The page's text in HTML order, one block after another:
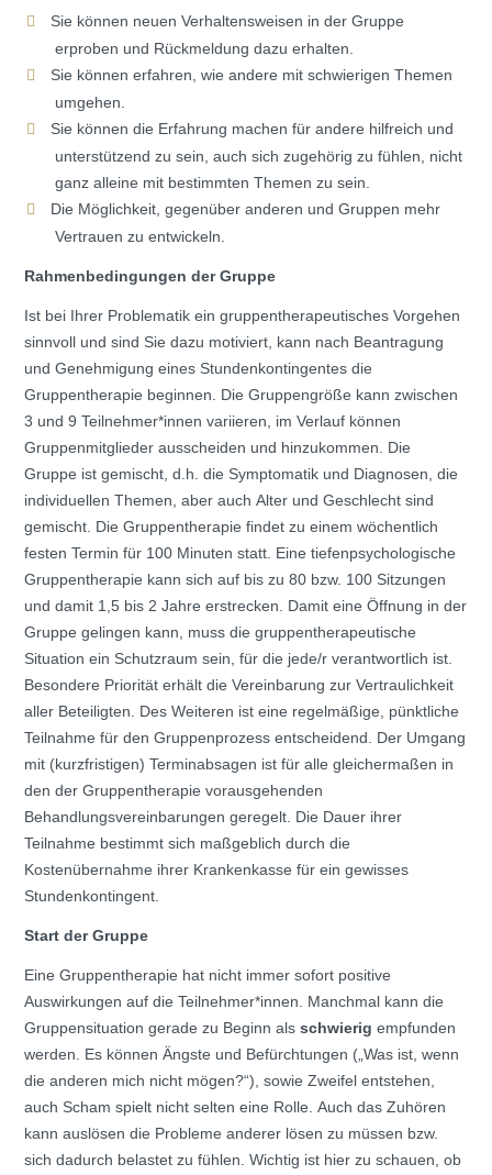
Sie können neuen Verhaltensweisen in der Gruppe
erproben und Rückmeldung dazu erhalten.
Sie können erfahren, wie andere mit schwierigen Themen
umgehen.
Sie können die Erfahrung machen für andere hilfreich und
unterstützend zu sein, auch sich zugehörig zu fühlen, nicht
ganz alleine mit bestimmten Themen zu sein.
Die Möglichkeit, gegenüber anderen und Gruppen mehr
Vertrauen zu entwickeln.
Rahmenbedingungen der Gruppe
Ist bei Ihrer Problematik ein gruppentherapeutisches Vorgehen
sinnvoll und sind Sie dazu motiviert, kann nach Beantragung
und Genehmigung eines Stundenkontingentes die
Gruppentherapie beginnen. Die Gruppengröße kann zwischen
3 und 9 Teilnehmer*innen variieren, im Verlauf können
Gruppenmitglieder ausscheiden und hinzukommen. Die
Gruppe ist gemischt, d.h. die Symptomatik und Diagnosen, die
individuellen Themen, aber auch Alter und Geschlecht sind
gemischt. Die Gruppentherapie findet zu einem wöchentlich
festen Termin für 100 Minuten statt. Eine tiefenpsychologische
Gruppentherapie kann sich auf bis zu 80 bzw. 100 Sitzungen
und damit 1,5 bis 2 Jahre erstrecken. Damit eine Öffnung in der
Gruppe gelingen kann, muss die gruppentherapeutische
Situation ein Schutzraum sein, für die jede/r verantwortlich ist.
Besondere Priorität erhält die Vereinbarung zur Vertraulichkeit
aller Beteiligten. Des Weiteren ist eine regelmäßige, pünktliche
Teilnahme für den Gruppenprozess entscheidend. Der Umgang
mit (kurzfristigen) Terminabsagen ist für alle gleichermaßen in
den der Gruppentherapie vorausgehenden
Behandlungsvereinbarungen geregelt. Die Dauer ihrer
Teilnahme bestimmt sich maßgeblich durch die
Kostenübernahme ihrer Krankenkasse für ein gewisses
Stundenkontingent.
Start der Gruppe
Eine Gruppentherapie hat nicht immer sofort positive
Auswirkungen auf die Teilnehmer*innen. Manchmal kann die
Gruppensituation gerade zu Beginn alsschwierig empfunden
werden. Es können Ängste und Befürchtungen („Was ist, wenn
die anderen mich nicht mögen?“), sowie Zweifel entstehen,
auch Scham spielt nicht selten eine Rolle. Auch das Zuhören
kann auslösen die Probleme anderer lösen zu müssen bzw.
sich dadurch belastet zu fühlen. Wichtig ist hier zu schauen, ob